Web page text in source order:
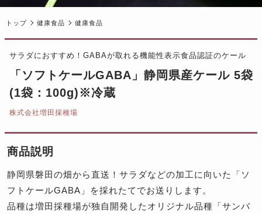
トップ 健康食品 健康食品
サラダにおすすめ！GABAが取れる機能性表示食品認証のケール
「ソフトケールGABA」静岡県産ケール 5袋
(1袋：100g)※冷蔵
株式会社増田採種場
商品説明
静岡県磐田の畑から直送！サラダなどの加工に向いた「ソ
フトケールGABA」を採れたてでお送りします。
品種は増田採種場が独自開発したオリジナル品種「サンバ